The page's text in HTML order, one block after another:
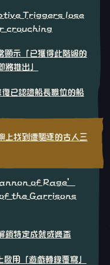
Triggers lose
crouching
示「已獲得此階級的
推出」
已認證船長職位的船
找到遭驅逐的古人三
of Rage’
the Garrisons
鎖特定成就或獎盃
用「遊戲轉錄覆寫」